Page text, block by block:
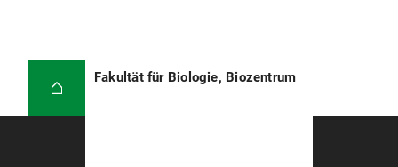
Fakultät für Biologie, Biozentrum